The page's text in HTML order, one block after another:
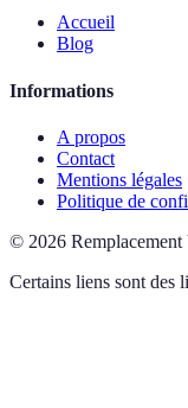
Accueil
Blog
Informations
A propos
Contact
Mentions légales
Politique de
© 2026 Remplacement
Certains liens sont des